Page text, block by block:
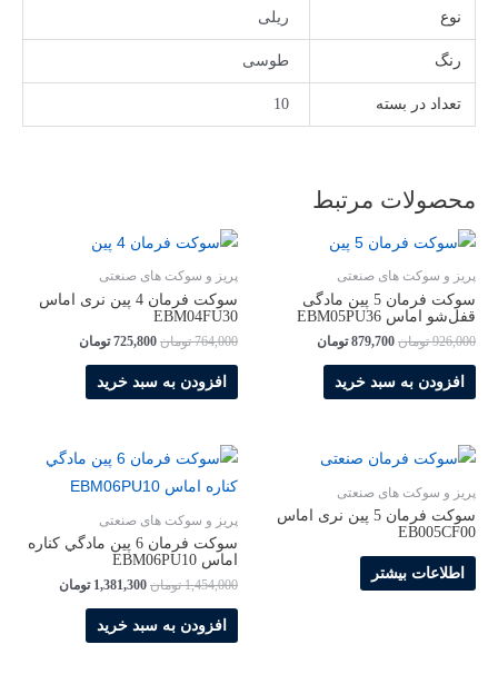
نوع ریلی
رنگ طوسی
تعداد در بسته 10
محصولات مرتبط
پریز و سوکت های صنعتی
سوکت فرمان 5 پین مادگی
قفل‌شو اماس EBM05PU36
926,000 تومان 879,700 تومان
افزودن به سبد خرید
پریز و سوکت های صنعتی
سوکت فرمان 4 پین نری اماس
EBM04FU30
764,000 تومان 725,800 تومان
افزودن به سبد خرید
پریز و سوکت های صنعتی
سوکت فرمان 5 پین نری اماس
EB005CF00
اطلاعات بیشتر
پریز و سوکت های صنعتی
سوکت فرمان 6 پین مادگي کناره
اماس EBM06PU10
1,454,000 تومان 1,381,300 تومان
افزودن به سبد خرید